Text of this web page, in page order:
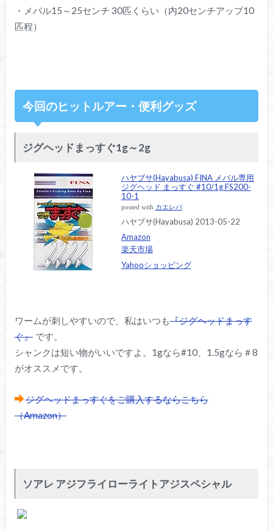
・メバル15～25センチ 30匹くらい（内20センチアップ10
匹程）
今回のヒットルアー・便利グッズ
ジグヘッドまっすぐ1g～2g
ハヤブサ(Hayabusa) FINA メバル専用
ジグヘッド まっすぐ #10/1g FS200-
10-1
posted with カエレバ
ハヤブサ(Hayabusa) 2013-05-22
Amazon
楽天市場
Yahooショッピング
ワームが刺しやすいので、私はいつも『ジグヘッドまっす
ぐ』 です。
シャンクは短い物がいいですよ。1gなら#10、1.5gなら＃8
がオススメです。
ジグヘッドまっすぐをご購入するならこちら
（Amazon）
ソアレ アジフライローライトアジスペシャル